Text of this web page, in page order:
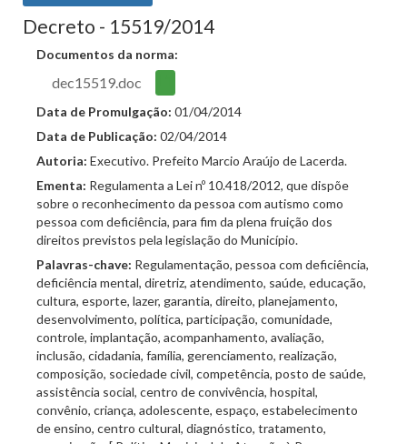
Decreto - 15519/2014
Documentos da norma:
dec15519.doc
Data de Promulgação: 01/04/2014
Data de Publicação: 02/04/2014
Autoria: Executivo. Prefeito Marcio Araújo de Lacerda.
Ementa: Regulamenta a Lei nº 10.418/2012, que dispõe
sobre o reconhecimento da pessoa com autismo como
pessoa com deficiência, para fim da plena fruição dos
direitos previstos pela legislação do Município.
Palavras-chave: Regulamentação, pessoa com deficiência,
deficiência mental, diretriz, atendimento, saúde, educação,
cultura, esporte, lazer, garantia, direito, planejamento,
desenvolvimento, política, participação, comunidade,
controle, implantação, acompanhamento, avaliação,
inclusão, cidadania, família, gerenciamento, realização,
composição, sociedade civil, competência, posto de saúde,
assistência social, centro de convivência, hospital,
convênio, criança, adolescente, espaço, estabelecimento
de ensino, centro cultural, diagnóstico, tratamento,